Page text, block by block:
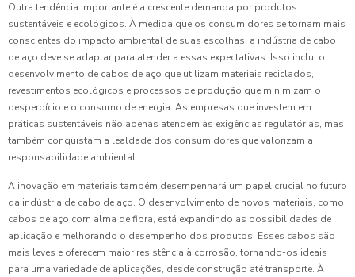
Outra tendência importante é a crescente demanda por produtos
sustentáveis e ecológicos. À medida que os consumidores se tornam mais
conscientes do impacto ambiental de suas escolhas, a indústria de cabo
de aço deve se adaptar para atender a essas expectativas. Isso inclui o
desenvolvimento de cabos de aço que utilizam materiais reciclados,
revestimentos ecológicos e processos de produção que minimizam o
desperdício e o consumo de energia. As empresas que investem em
práticas sustentáveis não apenas atendem às exigências regulatórias, mas
também conquistam a lealdade dos consumidores que valorizam a
responsabilidade ambiental.
A inovação em materiais também desempenhará um papel crucial no futuro
da indústria de cabo de aço. O desenvolvimento de novos materiais, como
cabos de aço com alma de fibra, está expandindo as possibilidades de
aplicação e melhorando o desempenho dos produtos. Esses cabos são
mais leves e oferecem maior resistência à corrosão, tornando-os ideais
para uma variedade de aplicações, desde construção até transporte. À